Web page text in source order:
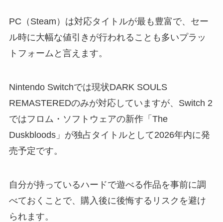
PC（Steam）は対応タイトルが最も豊富で、セー
ル時に大幅な値引きが行われることも多いプラッ
トフォームと言えます。
Nintendo Switchでは現状DARK SOULS
REMASTEREDのみが対応していますが、Switch 2
ではフロム・ソフトウェアの新作「The
Duskbloods」が独占タイトルとして2026年内に発
売予定です。
自分が持っているハードで遊べる作品を事前に調
べておくことで、購入後に後悔するリスクを避け
られます。